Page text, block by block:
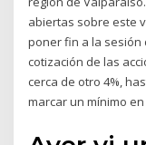
abiertas sobre este
poner fin a la sesión
cotización de las
cerca de otro 4%,
marcar un mínimo